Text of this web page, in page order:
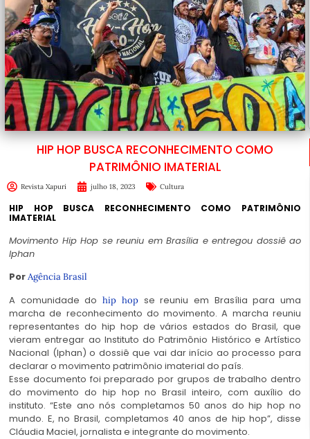
HIP HOP BUSCA RECONHECIMENTO COMO
PATRIMÔNIO IMATERIAL
Revista Xapuri julho 18, 2023 Cultura
HIP HOP BUSCA RECONHECIMENTO COMO PATRIMÔNIO
IMATERIAL
Movimento Hip Hop se reuniu em Brasília e entregou dossiê ao
Iphan
PorAgência Brasil
A comunidade do hip hopse reuniu em Brasília para uma
marcha de reconhecimento do movimento. A marcha reuniu
representantes do hip hop de vários estados do Brasil, que
vieram entregar ao Instituto do Patrimônio Histórico e Artístico
Nacional (Iphan) o dossiê que vai dar início ao processo para
declarar o movimento patrimônio imaterial do país.
Esse documento foi preparado por grupos de trabalho dentro
do movimento do hip hop no Brasil inteiro, com auxílio do
instituto. “Este ano nós completamos 50 anos do hip hop no
mundo. E, no Brasil, completamos 40 anos de hip hop”, disse
Cláudia Maciel, jornalista e integrante do movimento.